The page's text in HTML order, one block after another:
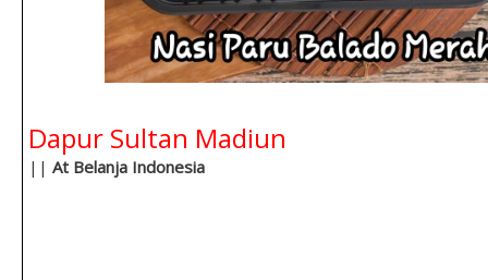
Dapur Sultan Madiun
|| At Belanja Indonesia